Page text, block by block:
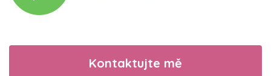
Kontaktujte mě